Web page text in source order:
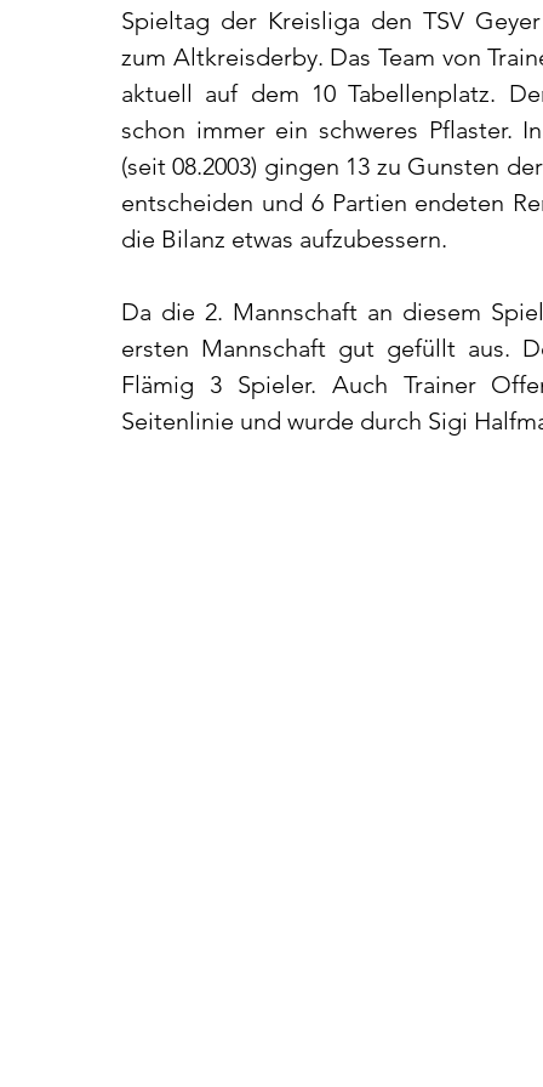
Spieltag der Kreisliga den TSV
zum Altkreisderby. Das Team von
aktuell auf dem 10 Tabellenplatz.
schon immer ein schweres Pflaster.
(seit 08.2003) gingen 13 zu Gunsten
entscheiden und 6 Partien endeten
die Bilanz etwas aufzubessern.
Da die 2. Mannschaft an diesem
ersten Mannschaft gut gefüllt aus.
Flämig 3 Spieler. Auch Trainer
Seitenlinie und wurde durch Sigi